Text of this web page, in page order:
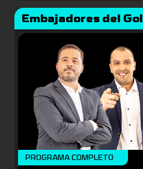
Embajadores del Gol
PROGRAMA COMPLETO